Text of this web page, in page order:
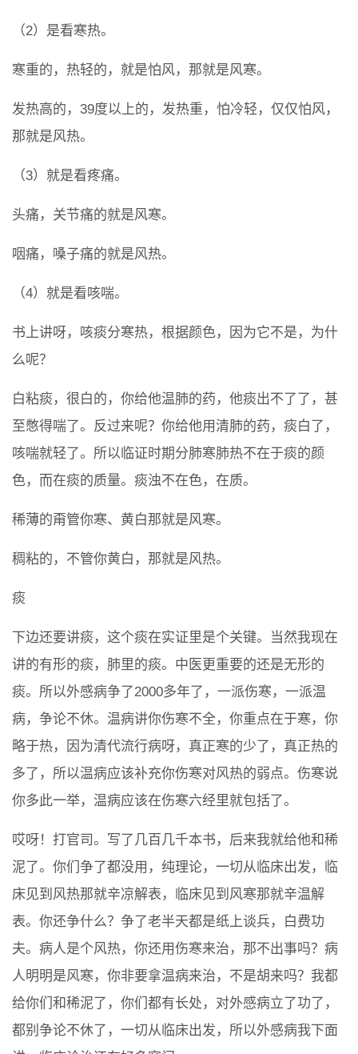
（2）是看寒热。
寒重的，热轻的，就是怕风，那就是风寒。
发热高的，39度以上的，发热重，怕冷轻，仅仅怕风，
那就是风热。
（3）就是看疼痛。
头痛，关节痛的就是风寒。
咽痛，嗓子痛的就是风热。
（4）就是看咳喘。
书上讲呀，咳痰分寒热，根据颜色，因为它不是，为什
么呢？
白粘痰，很白的，你给他温肺的药，他痰出不了了，甚
至憋得喘了。反过来呢？你给他用清肺的药，痰白了，
咳喘就轻了。所以临证时期分肺寒肺热不在于痰的颜
色，而在痰的质量。痰浊不在色，在质。
稀薄的甭管你寒、黄白那就是风寒。
稠粘的，不管你黄白，那就是风热。
痰
下边还要讲痰，这个痰在实证里是个关键。当然我现在
讲的有形的痰，肺里的痰。中医更重要的还是无形的
痰。所以外感病争了2000多年了，一派伤寒，一派温
病，争论不休。温病讲你伤寒不全，你重点在于寒，你
略于热，因为清代流行病呀，真正寒的少了，真正热的
多了，所以温病应该补充你伤寒对风热的弱点。伤寒说
你多此一举，温病应该在伤寒六经里就包括了。
哎呀！打官司。写了几百几千本书，后来我就给他和稀
泥了。你们争了都没用，纯理论，一切从临床出发，临
床见到风热那就辛凉解表，临床见到风寒那就辛温解
表。你还争什么？争了老半天都是纸上谈兵，白费功
夫。病人是个风热，你还用伤寒来治，那不出事吗？病
人明明是风寒，你非要拿温病来治，不是胡来吗？我都
给你们和稀泥了，你们都有长处，对外感病立了功了，
都别争论不休了，一切从临床出发，所以外感病我下面